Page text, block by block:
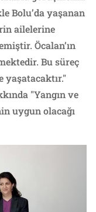
Bolu’da yaşanan
ailelerine
Öcalan’ın
Bu süreç
"Yangın ve
uygun olacağı